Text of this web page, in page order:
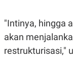
"Intinya, hingga
akan
restrukturisasi,"